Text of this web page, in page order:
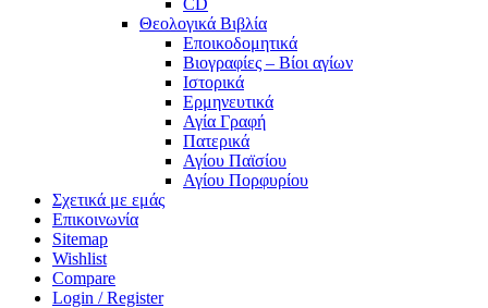
CD
Θεολογικά Βιβλία
Εποικοδομητικά
Βιογραφίες – Βίοι αγίων
Ιστορικά
Ερμηνευτικά
Αγία Γραφή
Πατερικά
Αγίου Παϊσίου
Αγίου Πορφυρίου
Σχετικά με εμάς
Επικοινωνία
Sitemap
Wishlist
Compare
Login / Register